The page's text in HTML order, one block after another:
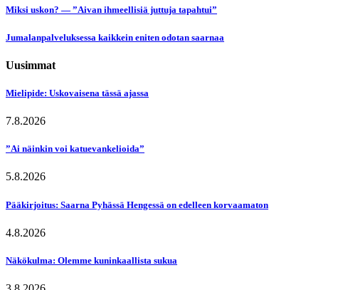
Miksi uskon? — ”Aivan ihmeellisiä juttuja tapahtui”
Jumalanpalveluksessa kaikkein eniten odotan saarnaa
Uusimmat
Mielipide: Uskovaisena tässä ajassa
7.8.2026
”Ai näinkin voi katuevankelioida”
5.8.2026
Pääkirjoitus: Saarna Pyhässä Hengessä on edelleen korvaamaton
4.8.2026
Näkökulma: Olemme kuninkaallista sukua